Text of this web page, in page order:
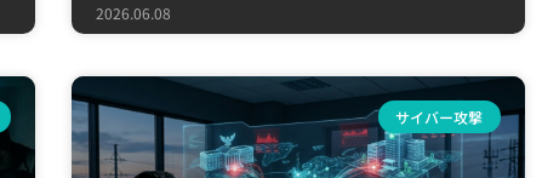
2026.06.08
サイバー攻撃